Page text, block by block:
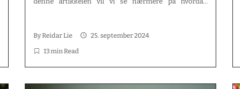
hvordan kosthold, fysisk aktivitet og miljø kan spille
en rolle i vår matlyst. Nøkkelpunkter Appetitt […]
ByReidar Lie 25. september 2024
13 min Read